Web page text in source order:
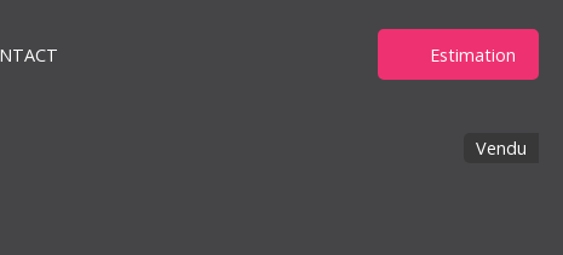
Estimation
Vendu